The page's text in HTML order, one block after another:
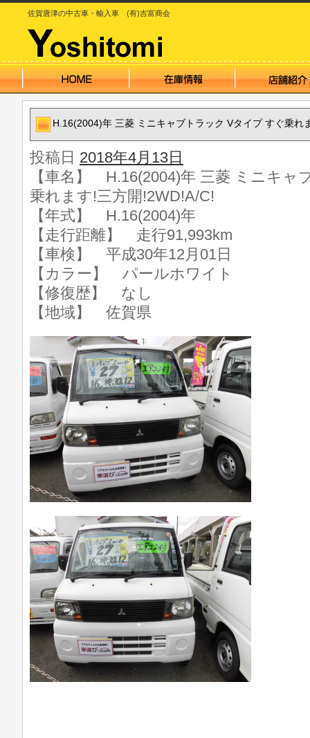
佐賀唐津の中古車・輸入車 (有)吉富商会
H.16(2004)年 三菱 ミニキャブトラック Vタイプ すぐ乗れ
投稿日 2018年4月13日
【車名】 H.16(2004)年 三菱 ミニキャ
乗れます!三方開!2WD!A/C!
【年式】 H.16(2004)年
【走行距離】 走行91,993km
【車検】 平成30年12月01日
【カラー】 パールホワイト
【修復歴】 なし
【地域】 佐賀県